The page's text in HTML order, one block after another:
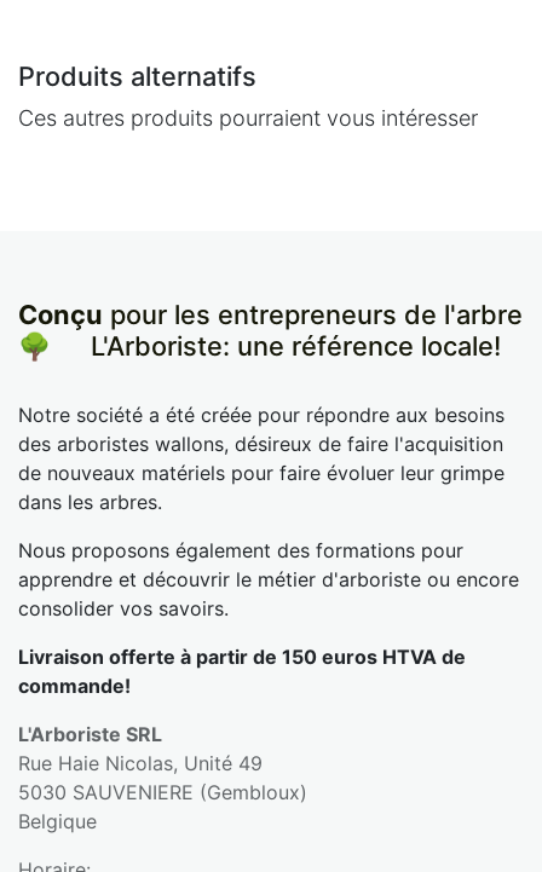
Produits alternatifs
Ces autres produits pourraient vous intéresser
Conçu pour les entrepreneurs de l'arbre
🌳
​L'Arboriste: une référence locale!
Notre société a été créée pour répondre aux besoins
des arboristes wallons, désireux de faire l'acquisition
de nouveaux matériels pour faire évoluer leur grimpe
dans les arbres.
Nous proposons également des formations pour
apprendre et découvrir le métier d'arboriste ou encore
consolider vos savoirs.
Livraison offerte à partir de 150 euros HTVA de
commande!
L'Arboriste SRL
Rue Haie Nicolas, Unité 49
5030 SAUVENIERE (Gembloux)
Belgique